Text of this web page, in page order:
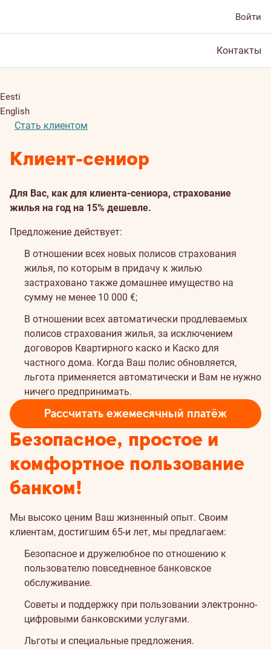
Войти
Контакты
Eesti
English
Стать клиентом
Клиент-сениор
Для Вас, как для клиента-сениора, страхование
жилья на год на 15% дешевле.
Предложение действует:
В отношении всех новых полисов страхования
жилья, по которым в придачу к жилью
застраховано также домашнее имущество на
сумму не менее 10 000 €;
В отношении всех автоматически продлеваемых
полисов страхования жилья, за исключением
договоров Квартирного каско и Каско для
частного дома. Когда Ваш полис обновляется,
льгота применяется автоматически и Вам не нужно
ничего предпринимать.
Рассчитать ежемесячный платёж
Безопасное, простое и
комфортное пользование
банком!
Мы высоко ценим Ваш жизненный опыт. Своим
клиентам, достигшим 65-и лет, мы предлагаем:
Безопасное и дружелюбное по отношению к
пользователю повседневное банковское
обслуживание.
Советы и поддержку при пользовании электронно-
цифровыми банковскими услугами.
Льготы и специальные предложения.